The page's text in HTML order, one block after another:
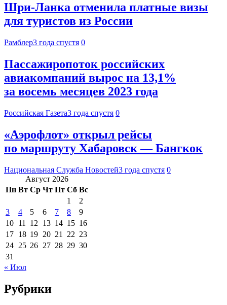
Шри-Ланка отменила платные визы
для туристов из России
Рамблер3 года спустя 0
Пассажиропоток российских
авиакомпаний вырос на 13,1%
за восемь месяцев 2023 года
Российская Газета3 года спустя 0
«Аэрофлот» открыл рейсы
по маршруту Хабаровск — Бангкок
Национальная Служба Новостей3 года спустя 0
Август 2026
Пн Вт Ср Чт Пт Сб Вс
1
2
3
4 5 6 7 8
9
10 11 12 13 14 15 16
17 18 19 20 21 22 23
24 25 26 27 28 29 30
31
« Июл
Рубрики